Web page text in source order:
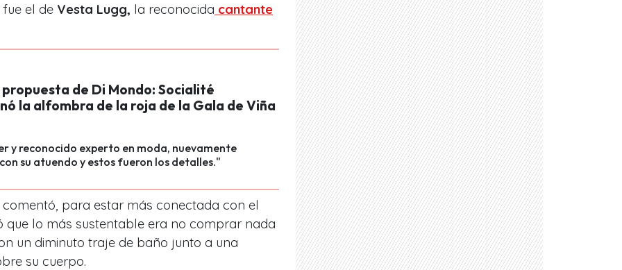
el de Vesta Lugg, la reconocida cantante
de Di Mondo: Socialité
la alfombra de la roja de la Gala de Viña
y reconocido experto en moda, nuevamente
su atuendo y estos fueron los detalles."
para estar más conectada con el
que lo más sustentable era no comprar nada
un diminuto traje de baño junto a una
su cuerpo.